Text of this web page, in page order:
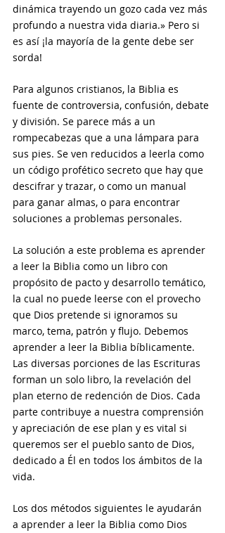
dinámica trayendo un gozo cada vez más
profundo a nuestra vida diaria.» Pero si
es así ¡la mayoría de la gente debe ser
sorda!
Para algunos cristianos, la Biblia es
fuente de controversia, confusión, debate
y división. Se parece más a un
rompecabezas que a una lámpara para
sus pies. Se ven reducidos a leerla como
un código profético secreto que hay que
descifrar y trazar, o como un manual
para ganar almas, o para encontrar
soluciones a problemas personales.
La solución a este problema es aprender
a leer la Biblia como un libro con
propósito de pacto y desarrollo temático,
la cual no puede leerse con el provecho
que Dios pretende si ignoramos su
marco, tema, patrón y flujo. Debemos
aprender a leer la Biblia bíblicamente.
Las diversas porciones de las Escrituras
forman un solo libro, la revelación del
plan eterno de redención de Dios. Cada
parte contribuye a nuestra comprensión
y apreciación de ese plan y es vital si
queremos ser el pueblo santo de Dios,
dedicado a Él en todos los ámbitos de la
vida.
Los dos métodos siguientes le ayudarán
a aprender a leer la Biblia como Dios